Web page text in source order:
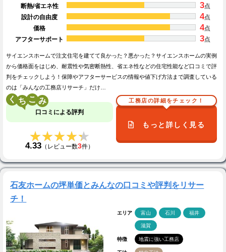
断熱/省エネ性
3点
設計の自由度
4点
価格
4点
アフターサポート
3点
サイエンスホームで注文住宅を建てて良かった？悪かった？サイエンスホームの実例
から価格面をはじめ、耐震性や気密断熱性、省エネ性などの住宅性能など口コミで評
判をチェックしよう！保障やアフターサービスの情報や値下げ方法まで調査している
のは「みんなの工務店リサーチ」だけ…
く こ
口コミによる評判
★★★★★
★★★★★
4.33 （レビュー数3件）
工務店の詳細をチェック！
もっと詳しく見る
石友ホームの坪単価とみんなの口コミや評判をリサー
チ！
エリア 富山 石川 福井
滋賀
特徴 地震に強い工務店